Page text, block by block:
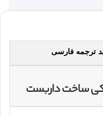
ترجمه فارسی
ساخت داربست